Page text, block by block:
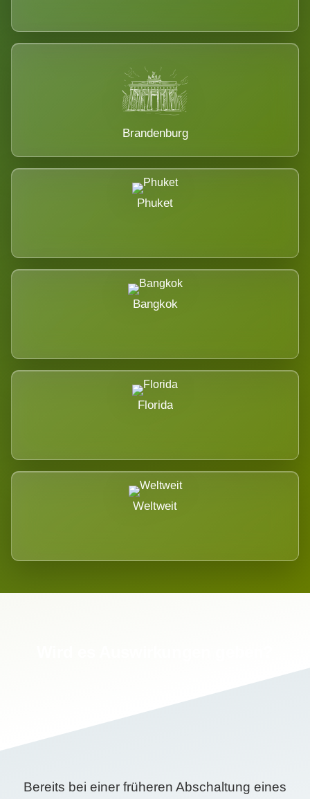
Brandenburg
Phuket
Bangkok
Florida
Weltweit
Bereits bei einer früheren Abschaltung eines